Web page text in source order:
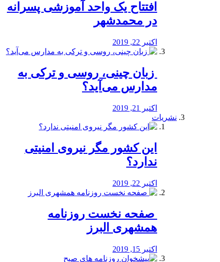
افتتاح یک واحد آموزشی پسرانه
در محمدشهر
اکتبر 22, 2019
️ زبان چینی، روسی و ترکی به
مدارس می‌آید؟
اکتبر 21, 2019
نشریات
این کشور مگر نیروی امنیتی
ندارد؟
اکتبر 22, 2019
️ صفحه نخست روزنامه‌
همشهری البرز
اکتبر 15, 2019